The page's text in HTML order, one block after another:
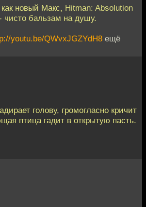
новый Макс, Hitman: Absolution
чисто бальзам на душу.
youtu.be/QWvxJGZYdH8 ещё
голову, громогласно кричит
птица гадит в открытую пасть.